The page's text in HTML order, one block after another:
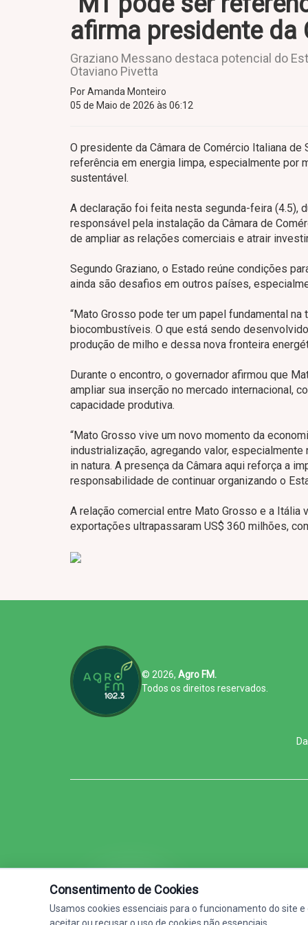
afirma presidente da
Graziano Messano destaca potencial do
Otaviano Pivetta
Por Amanda Monteiro
05 de Maio de 2026 às 06:12
O presidente da Câmara de Comércio Italiana
referência em energia limpa, especialmente por
sustentável.
A declaração foi feita nesta segunda-feira (4.5),
responsável pela instalação da Câmara de
de ampliar as relações comerciais e atrair
Segundo Graziano, o Estado reúne condições
ainda são desafios em outros países,
“Mato Grosso pode ter um papel fundamental
biocombustíveis. O que está sendo
produção de milho e dessa nova fronteira
Durante o encontro, o governador afirmou que
ampliar sua inserção no mercado internacional,
capacidade produtiva.
“Mato Grosso vive um novo momento da
industrialização, agregando valor,
in natura. A presença da Câmara aqui reforça a
responsabilidade de continuar organizando o
A relação comercial entre Mato Grosso e a Itália
exportações ultrapassaram US$ 360 milhões,
© 2026, Agro FM.
Todos os direitos reservados.
Agro FM - Feita Pra Quem Faz
Consentimento de Cookies
Usamos cookies essenciais para o funcionamento do site